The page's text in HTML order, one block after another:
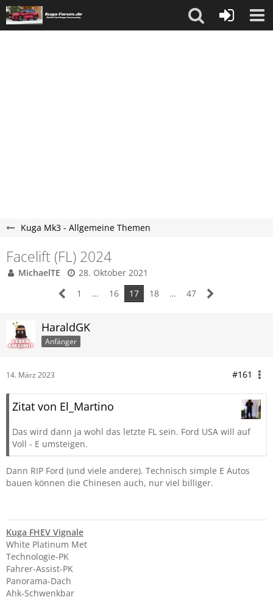
Kuga Mk3 - Allgemeine Themen
Facelift (FL) 2024
MichaelTE
28. Oktober 2021
1
… 16 17 18 … 47
HaraldGK
Anfänger
14. März 2023 #161
Zitat von El_Martino
Das wird dann ja wohl das letzte FL sein. Ford USA will auf
Voll - E umsteigen.
Dann RIP Ford (und viele andere). Technisch simple E Autos
bauen können die Chinesen auch, nur viel billiger.
Kuga FHEV Vignale
White Platinum Met
Technologie-PK
Fahrer-Assist-PK
Panorama-Dach
Ahk-Schwenkbar